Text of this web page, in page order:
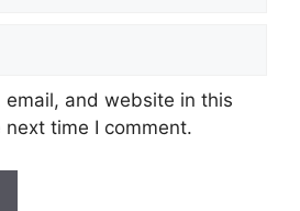
email, and website in this
time I comment.